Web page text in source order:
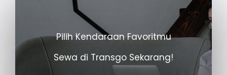
Pilih Kendaraan Favoritmu
Sewa di Transgo Sekarang!